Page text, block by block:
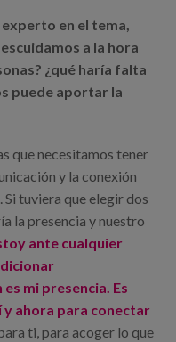
en el tema,
a la hora
¿qué haría falta
puede aportar la
que necesitamos tener
y la conexión
Si tuviera que elegir dos
la presencia y nuestro
ante cualquier
mi presencia. Es
ahora para conectar
ti, para acoger lo que